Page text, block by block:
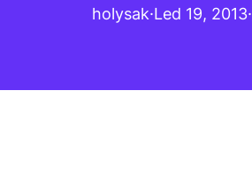
holysak·Led 19, 2013·